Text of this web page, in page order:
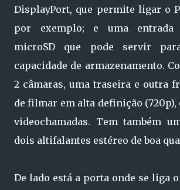
DisplayPort, que permite ligar o
por exemplo; e uma entrada
microSD que pode servir
capacidade de armazenamento.
2 câmaras, uma traseira e outra
de filmar em alta definição (720p),
videochamadas. Tem também
dois altifalantes estéreo de boa
De lado está a porta onde se liga